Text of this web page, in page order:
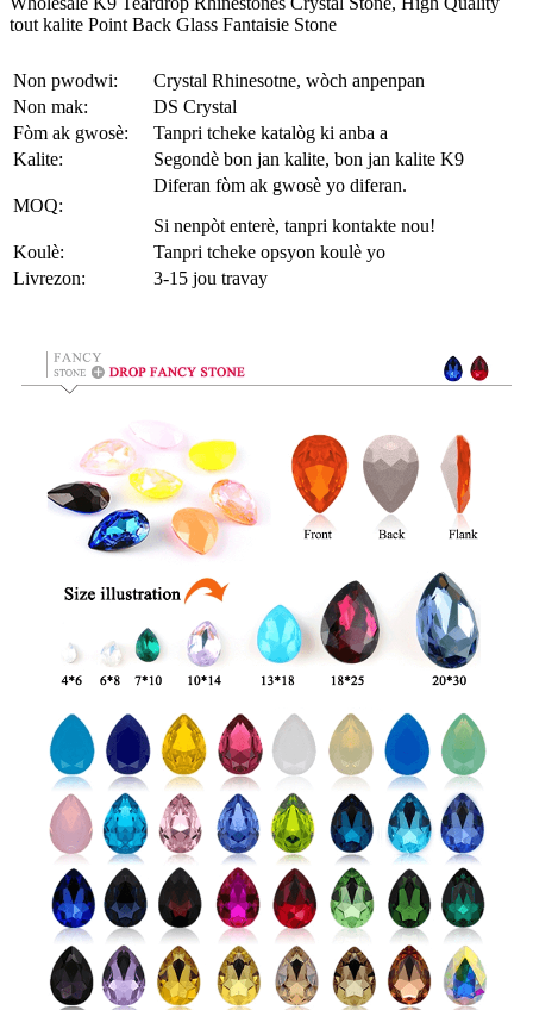
tout kalite Point Back Glass Fantaisie Stone
Non pwodwi:
Crystal Rhinesotne, wòch anpenpan
Non mak:
DS Crystal
Fòm ak gwosè:
Tanpri tcheke katalòg ki anba a
Kalite:
Segondè bon jan kalite, bon jan kalite K9
MOQ:
Diferan fòm ak gwosè yo diferan.
Si nenpòt enterè, tanpri kontakte nou!
Koulè:
Tanpri tcheke opsyon koulè yo
Livrezon:
3-15 jou travay